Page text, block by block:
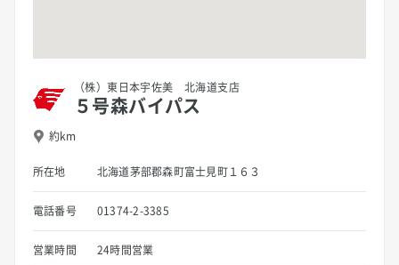
（株）東日本宇佐美 北海道支店
５号森バイパス
約km
所在地 北海道茅部郡森町富士見町１６３
電話番号 01374-2-3385
営業時間 24時間営業